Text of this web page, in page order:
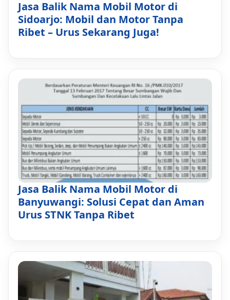
Jasa Balik Nama Mobil Motor di
Sidoarjo: Mobil dan Motor Tanpa
Ribet – Urus Sekarang Juga!
Jasa Balik Nama Mobil Motor di
Banyuwangi: Solusi Cepat dan Aman
Urus STNK Tanpa Ribet